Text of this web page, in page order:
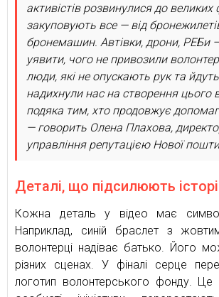
активістів розвинулися до великих
закуповують все — від
бронемашин. Автівки, дрони, РЕБи
уявити, чого не привозили
люди, які не опускають рук та
надихнули нас на створення цього
подяка тим, хто продовжує
— говорить Олена Плахова,
управління репутацією Нової
Деталі, що підсилюють
Кожна деталь у відео має
Наприклад, синій браслет з
волонтерці надіває батько. Його
різних сценах. У фіналі серце
логотип волонтерського фонду. Це